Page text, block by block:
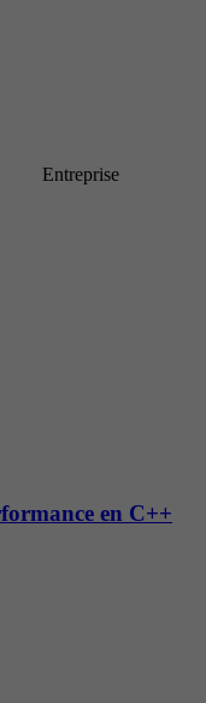
Entreprise
en C++